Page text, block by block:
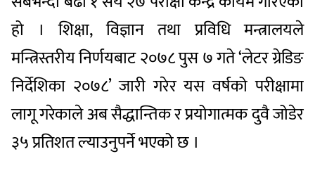
हो । शिक्षा, विज्ञान तथा प्रविधि मन्त्रालयले
मन्त्रिस्तरीय निर्णयबाट २०७८ पुस ७ गते ‘लेटर ग्रेडिङ
निर्देशिका २०७८’ जारी गरेर यस वर्षको परीक्षामा
लागू गरेकाले अब सैद्धान्तिक र प्रयोगात्मक दुवै जोडेर
३५ प्रतिशत ल्याउनुपर्ने भएको छ ।